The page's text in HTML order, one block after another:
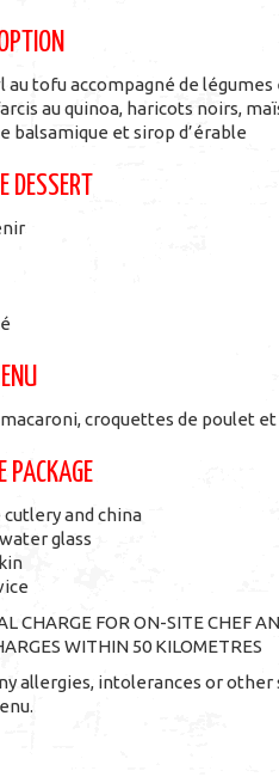
au tofu accompagné de
au quinoa, haricots noirs,
balsamique et sirop d’érable
DESSERT
macaroni, croquettes de poulet
PACKAGE
and china
glass
CHARGE FOR ON-SITE CHEF
WITHIN 50 KILOMETRES
allergies, intolerances or other